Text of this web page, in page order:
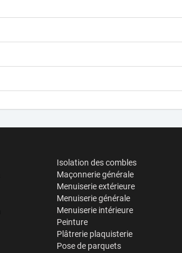
Isolation des combles
Maçonnerie générale
Menuiserie extérieure
Menuiserie générale
Menuiserie intérieure
Peinture
Plâtrerie plaquisterie
Pose de parquets